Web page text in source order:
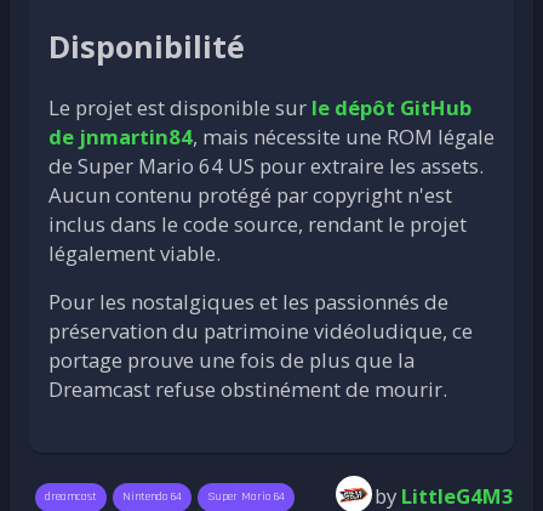
Disponibilité
Le projet est disponible sur le dépôt GitHub
de jnmartin84, mais nécessite une ROM légale
de Super Mario 64 US pour extraire les assets.
Aucun contenu protégé par copyright n'est
inclus dans le code source, rendant le projet
légalement viable.
Pour les nostalgiques et les passionnés de
préservation du patrimoine vidéoludique, ce
portage prouve une fois de plus que la
Dreamcast refuse obstinément de mourir.
dreamcast Nintendo 64 Super Mario 64 by LittleG4M3